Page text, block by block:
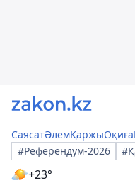
СаясатӘлемҚаржыОқиға
#Референдум-2026
+23°